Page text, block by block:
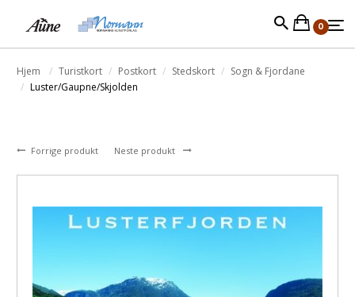
0
Hjem Turistkort Postkort Stedskort
Sogn & Fjordane
Luster/Gaupne/Skjolden
Forrige produkt Neste produkt